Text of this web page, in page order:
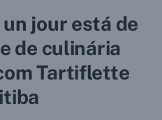
jour está de
de culinária
Tartiflette